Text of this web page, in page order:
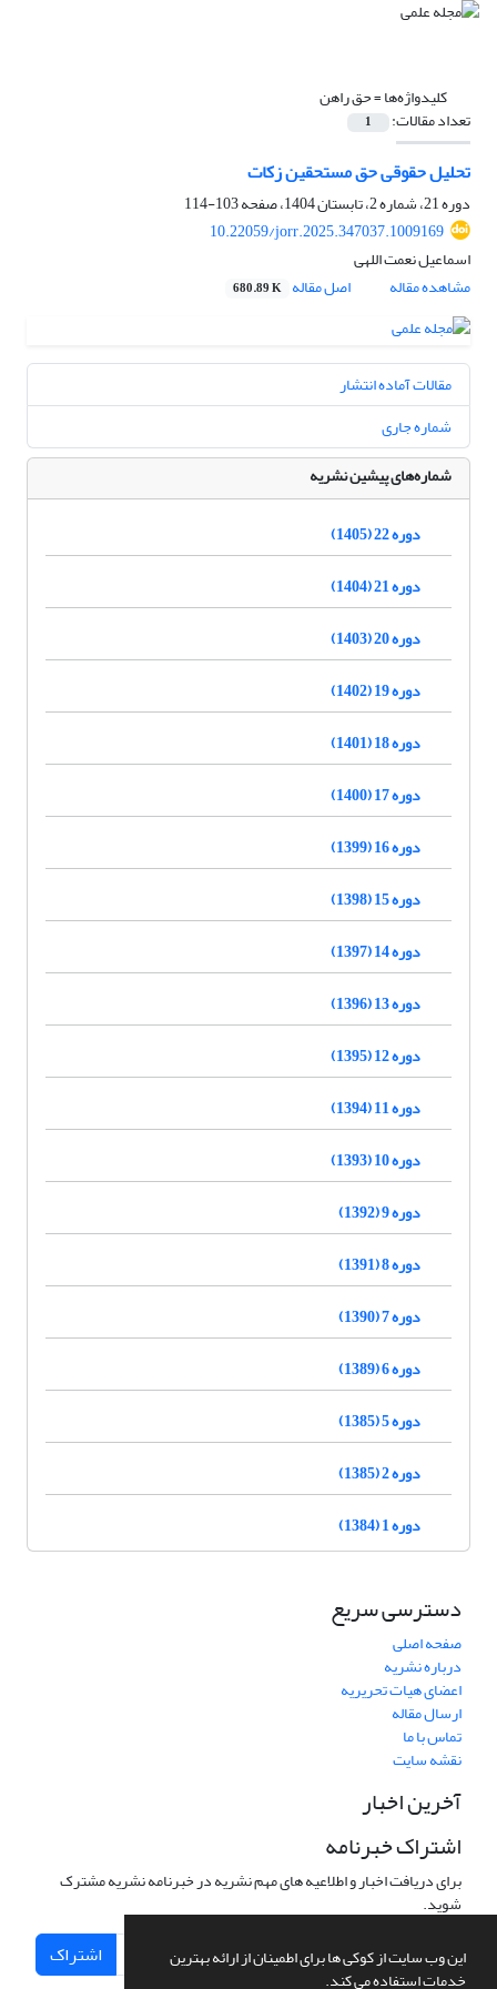
این وب سایت از کوکی ها برای اطمینان از ارائه بهترین
خدمات استفاده می کند.
کلیدواژه‌ها =حق راهن
تعداد مقالات: 1
تحلیل حقوقی حق مستحقین زکات
دوره 21، شماره 2، تابستان 1404، صفحه
103-114
10.22059/jorr.2025.347037.1009169
اسماعیل نعمت اللهی
مشاهده مقاله
اصل مقاله 680.89 K
مقالات آماده انتشار
شماره جاری
شماره‌های پیشین نشریه
دوره 22 (1405)
دوره 21 (1404)
دوره 20 (1403)
دوره 19 (1402)
دوره 18 (1401)
دوره 17 (1400)
دوره 16 (1399)
دوره 15 (1398)
دوره 14 (1397)
دوره 13 (1396)
دوره 12 (1395)
دوره 11 (1394)
دوره 10 (1393)
دوره 9 (1392)
دوره 8 (1391)
دوره 7 (1390)
دوره 6 (1389)
دوره 5 (1385)
دوره 2 (1385)
دوره 1 (1384)
دسترسی سریع
صفحه اصلی
درباره نشریه
اعضای هیات تحریریه
ارسال مقاله
تماس با ما
نقشه سایت
آخرین اخبار
اشتراک خبرنامه
برای دریافت اخبار و اطلاعیه های مهم نشریه در خبرنامه نشریه مشترک
شوید.
اشتراک